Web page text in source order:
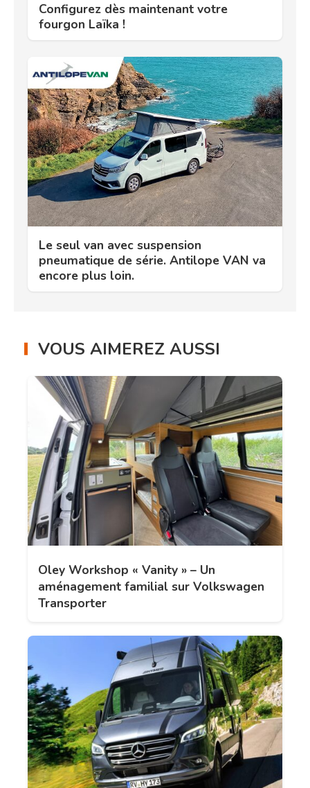
Configurez dès maintenant votre
fourgon Laïka !
Le seul van avec suspension
pneumatique de série. Antilope VAN va
encore plus loin.
VOUS AIMEREZ AUSSI
Oley Workshop « Vanity » – Un
aménagement familial sur Volkswagen
Transporter